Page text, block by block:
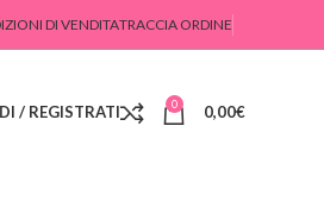
DI VENDITATRACCIA ORDINE
/ REGISTRATI 0 0,00€